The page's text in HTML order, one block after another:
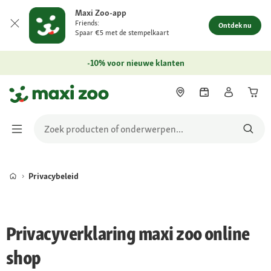
Maxi Zoo-app
Friends:
Spaar €5 met de stempelkaart
Ontdek nu
-10% voor nieuwe klanten
Privacybeleid
Privacyverklaring maxi zoo online
shop